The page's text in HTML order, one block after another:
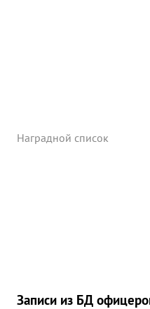
Наградной список
Записи из БД